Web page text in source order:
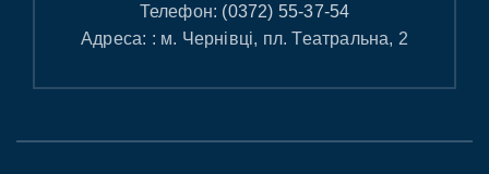
Телефон: (0372) 55-37-54
Адреса: : м. Чернівці, пл. Театральна, 2